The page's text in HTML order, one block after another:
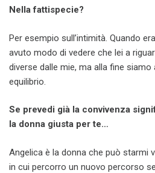
Nella fattispecie?
Per esempio sull’intimità. Quando
avuto modo di vedere che lei a
diverse dalle mie, ma alla fine siamo
equilibrio.
Se prevedi già la convivenza
la donna giusta per te…
Angelica è la donna che può starmi
in cui percorro un nuovo percorso